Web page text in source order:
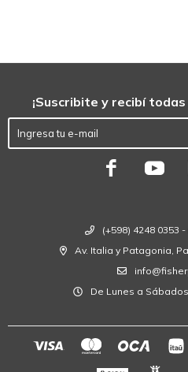
(+598) 4248 0353
Av. Italia y Patagonia,
De Lunes a
¡Suscribite y recibí
 